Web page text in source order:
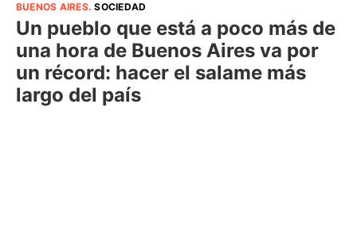
BUENOS AIRES.SOCIEDAD
Un pueblo que está a poco más de
una hora de Buenos Aires va por
un récord: hacer el salame más
largo del país